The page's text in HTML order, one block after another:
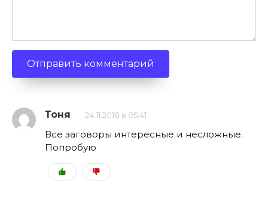
Тоня 24.11.2018 в 05:41
Все заговоры интересные и несложные.
Попробую